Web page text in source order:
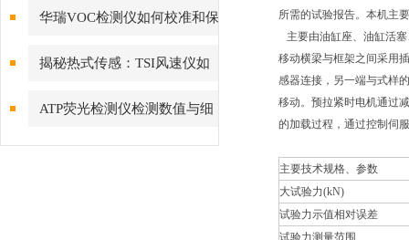
精确测温的守护者
华瑞VOC检测仪如何校准和保
养？
揭秘热式传感：TSI风速仪如
何实现低风速下的高精度测量
ATP荧光检测仪检测数值与细
菌总数量化关系
所需的试验报告。本机主
主要由油缸座、油缸活
移动横梁与框架之间采用
感器连接，另一端与式样
移动。预拉紧时电机通过
的加载过程，通过控制伺
主要技术规格、参数
大试验力(kN)
试验力示值相对误差
试验力测量范围